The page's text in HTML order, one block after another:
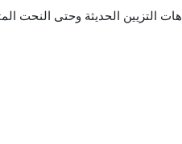
التزيين الحديثة وحتى النحت